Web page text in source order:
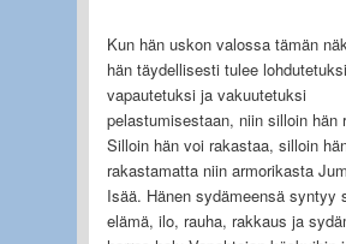
Kun hän uskon valossa tämän
hän täydellisesti tulee
vapautetuksi ja vakuutetuksi
pelastumisestaan, niin silloin hän
Silloin hän voi rakastaa, silloin
rakastamatta niin armorikasta
Isää. Hänen sydämeensä syntyy
elämä, ilo, rauha, rakkaus ja